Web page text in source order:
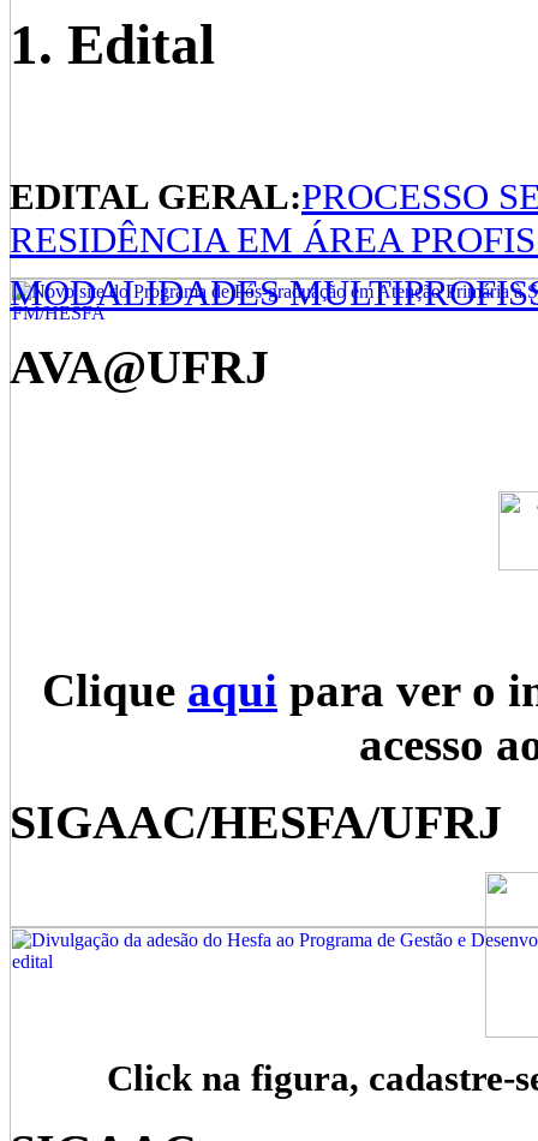
1. Edital
EDITAL GERAL:PROCESSO
RESIDÊNCIA EM ÁREA
MODALIDADES
AVA@UFRJ
Clique aqui para ver o
acesso
SIGAAC/HESFA/UFRJ
Click na figura, cadastre-